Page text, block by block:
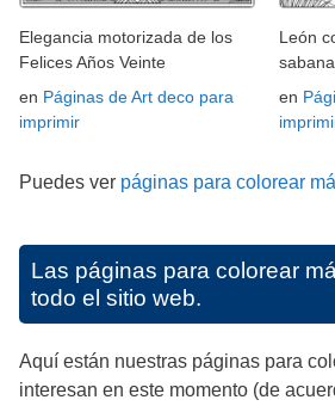
Elegancia motorizada de los
Felices Años Veinte
en Páginas de Art deco para
imprimir
León
sabana
en
Puedes ver páginas para colorear
Las páginas para colorear
todo el sitio web.
Aquí están nuestras páginas para
interesan en este momento (de